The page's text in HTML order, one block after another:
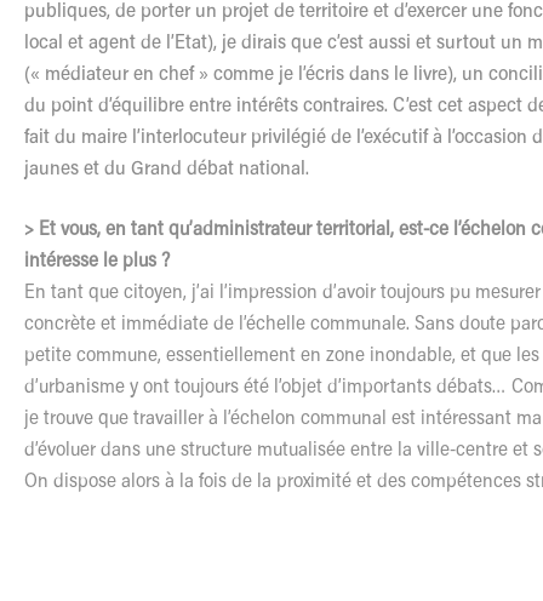
publiques, de porter un projet de territoire et d’exercer une
local et agent de l’Etat), je dirais que c’est aussi et surtout un
(« médiateur en chef » comme je l’écris dans le livre), un
du point d’équilibre entre intérêts contraires. C’est cet aspect
fait du maire l’interlocuteur privilégié de l’exécutif à l’occasion
jaunes et du Grand débat national.
> Et vous, en tant qu’administrateur territorial, est-ce l’échelon
intéresse le plus ?
En tant que citoyen, j’ai l’impression d’avoir toujours pu
concrète et immédiate de l’échelle communale. Sans doute
petite commune, essentiellement en zone inondable, et que
d’urbanisme y ont toujours été l’objet d’importants débats…
je trouve que travailler à l’échelon communal est intéressant
d’évoluer dans une structure mutualisée entre la ville-centre et
On dispose alors à la fois de la proximité et des compétences